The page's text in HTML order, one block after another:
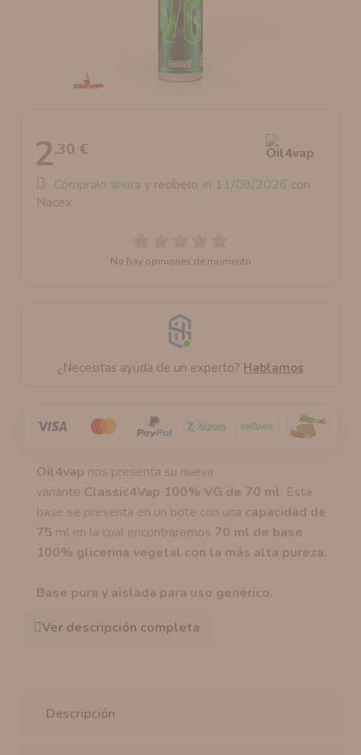
Oil4vap nos presenta su nueva
variante Classic4Vap 100% VG de 70 ml. Esta
base se presenta en un bote con una capacidad de
75 ml en la cual encontraremos 70 ml de base
100% glicerina vegetal con la más alta pureza.
Base pura y aislada para uso genérico.
Ver descripción completa
2,30 €
Cómpralo ahora y recíbelo el 11/08/2026 con
Nacex
No hay opiniones de momento
¿Necesitas ayuda de un experto? Hablamos
Descripción
RESISTENCIAS ARTESANALES RECOMENDADAS
ATOMIZADOR DEAD RABBIT RDA
ATOMIZADOR DEAD RABBIT RTA